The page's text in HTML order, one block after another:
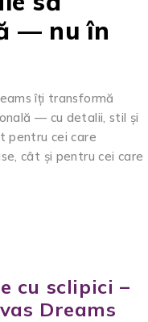
— nu în
îți transformă
— cu detalii, stil și
pentru cei care
cât și pentru cei care
cu sclipici –
Dreams